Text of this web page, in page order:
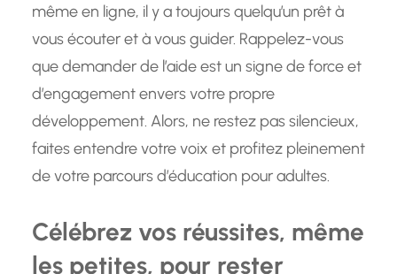
même en ligne, il y a toujours quelqu’un prêt à
vous écouter et à vous guider. Rappelez-vous
que demander de l’aide est un signe de force et
d’engagement envers votre propre
développement. Alors, ne restez pas silencieux,
faites entendre votre voix et profitez pleinement
de votre parcours d’éducation pour adultes.
Célébrez vos réussites, même
les petites, pour rester